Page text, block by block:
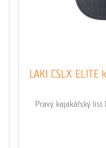
LAKI CSLX ELITE
Pravý kajakářský list